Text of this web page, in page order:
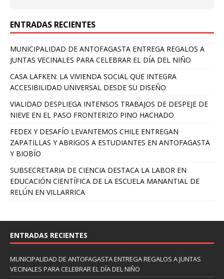
ENTRADAS RECIENTES
MUNICIPALIDAD DE ANTOFAGASTA ENTREGA REGALOS A
JUNTAS VECINALES PARA CELEBRAR EL DÍA DEL NIÑO
CASA LAFKEN: LA VIVIENDA SOCIAL QUE INTEGRA
ACCESIBILIDAD UNIVERSAL DESDE SU DISEÑO
VIALIDAD DESPLIEGA INTENSOS TRABAJOS DE DESPEJE DE
NIEVE EN EL PASO FRONTERIZO PINO HACHADO
FEDEX Y DESAFÍO LEVANTEMOS CHILE ENTREGAN
ZAPATILLAS Y ABRIGOS A ESTUDIANTES EN ANTOFAGASTA
Y BIOBÍO
SUBSECRETARIA DE CIENCIA DESTACA LA LABOR EN
EDUCACIÓN CIENTÍFICA DE LA ESCUELA MANANTIAL DE
RELÚN EN VILLARRICA
ENTRADAS RECIENTES
MUNICIPALIDAD DE ANTOFAGASTA ENTREGA REGALOS A JUNTAS
VECINALES PARA CELEBRAR EL DÍA DEL NIÑO